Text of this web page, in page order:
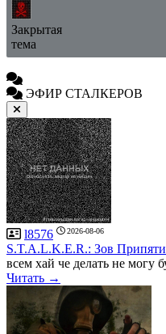
Закрытая
тема
ЭФИР СТАЛКЕРОВ
l8576 2026-08-06
S.T.A.L.K.E.R.: Зов
всем хай че делать не могу
Читать →